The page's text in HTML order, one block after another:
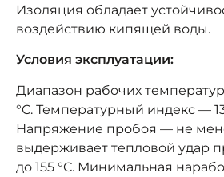
Изоляция обладает
воздействию кипящей воды.
Условия эксплуатации:
Диапазон рабочих
°C. Температурный индекс —
Напряжение пробоя — не
выдерживает тепловой удар
до 155 °C. Минимальная